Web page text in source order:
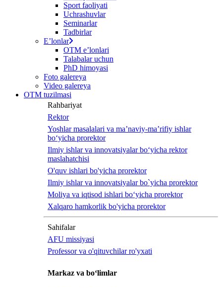
content.
Sport faoliyati
Uchrashuvlar
Seminarlar
Tadbirlar
Eʼlonlar
OTM eʼlonlari
Talabalar uchun
PhD himoyasi
Foto galereya
Video galereya
OTM tuzilmasi
Rahbariyat
Rektor
Yoshlar masalalari va ma’naviy-ma’rifiy ishlar
bo‘yicha prorektor
Ilmiy ishlar va innovatsiyalar bo‘yicha rektor
maslahatchisi
O'quv ishlari bo'yicha prorektor
Ilmiy ishlar va innovatsiyalar bo`yicha prorektor
Moliya va iqtisod ishlari bo‘yicha prorektor
Xalqaro hamkorlik bo'yicha prorektor
Sahifalar
AFU missiyasi
Professor va o'qituvchilar ro'yxati
Markaz va bo‘limlar